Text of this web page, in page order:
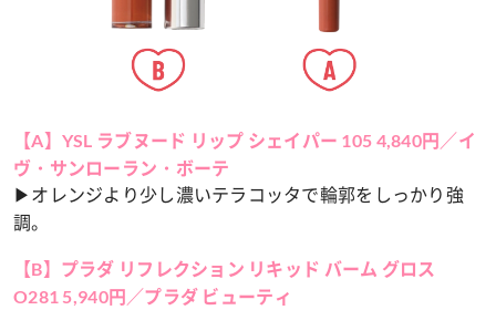
【A】YSL ラブヌード リップ シェイパー 105 4,840円／イ
ヴ・サンローラン・ボーテ
▶︎オレンジより少し濃いテラコッタで輪郭をしっかり強
調。
【B】プラダ リフレクション リキッド バーム グロス
O281 5,940円／プラダ ビューティ